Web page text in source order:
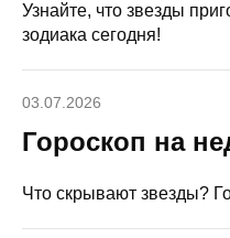
Узнайте, что звезды
зодиака сегодня!
03.07.2026
Гороскоп на
Что скрывают звезды?